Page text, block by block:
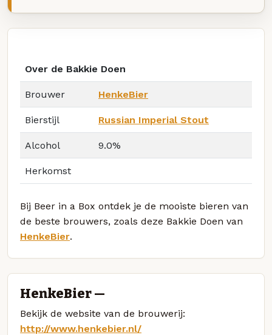
Over de Bakkie Doen
Brouwer HenkeBier
Bierstijl Russian Imperial Stout
Alcohol 9.0%
Herkomst
Bij Beer in a Box ontdek je de mooiste bieren van
de beste brouwers, zoals deze Bakkie Doen van
HenkeBier.
HenkeBier —
Bekijk de website van de brouwerij:
http://www.henkebier.nl/